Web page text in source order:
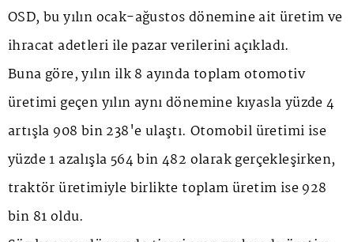
OSD, bu yılın ocak-ağustos dönemine ait üretim ve
ihracat adetleri ile pazar verilerini açıkladı.
Buna göre, yılın ilk 8 ayında toplam otomotiv
üretimi geçen yılın aynı dönemine kıyasla yüzde 4
artışla 908 bin 238'e ulaştı. Otomobil üretimi ise
yüzde 1 azalışla 564 bin 482 olarak gerçekleşirken,
traktör üretimiyle birlikte toplam üretim ise 928
bin 81 oldu.